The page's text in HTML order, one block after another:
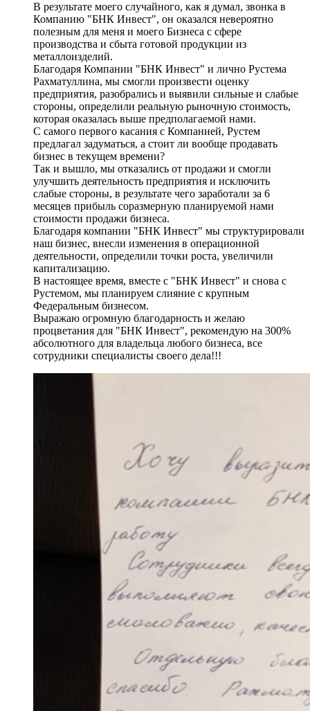
В результате моего случайного, как я думал, звонка в
Компанию "БНК Инвест", он оказался невероятно
полезным для меня и моего Бизнеса с сфере
производства и сбыта готовой продукции из
металлоизделий.
Благодаря Компании "БНК Инвест" и лично Рустема
Рахматуллина, мы смогли произвести оценку
предприятия, разобрались и выявили сильные и слабые
стороны, определили реальную рыночную стоимость,
которая оказалась выше предполагаемой нами.
С самого первого касания с Компанией, Рустем
предлагал задуматься, а стоит ли вообще продавать
бизнес в текущем времени?
Так и вышло, мы отказались от продажи и смогли
улучшить деятельность предприятия и исключить
слабые стороны, в результате чего заработали за 6
месяцев прибыль соразмерную планируемой нами
стоимости продажи бизнеса.
Благодаря компании "БНК Инвест" мы структурировали
наш бизнес, внесли изменения в операционной
деятельности, определили точки роста, увеличили
капитализацию.
В настоящее время, вместе с "БНК Инвест" и снова с
Рустемом, мы планируем слияние с крупным
Федеральным бизнесом.
Выражаю огромную благодарность и желаю
процветания для "БНК Инвест", рекомендую на 300%
абсолютного для владельца любого бизнеса, все
сотрудники специалисты своего дела!!!